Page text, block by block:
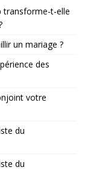
transforme-t-elle
un mariage ?
des
votre
du
du